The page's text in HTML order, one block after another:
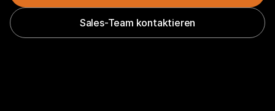
Sales-Team kontaktieren